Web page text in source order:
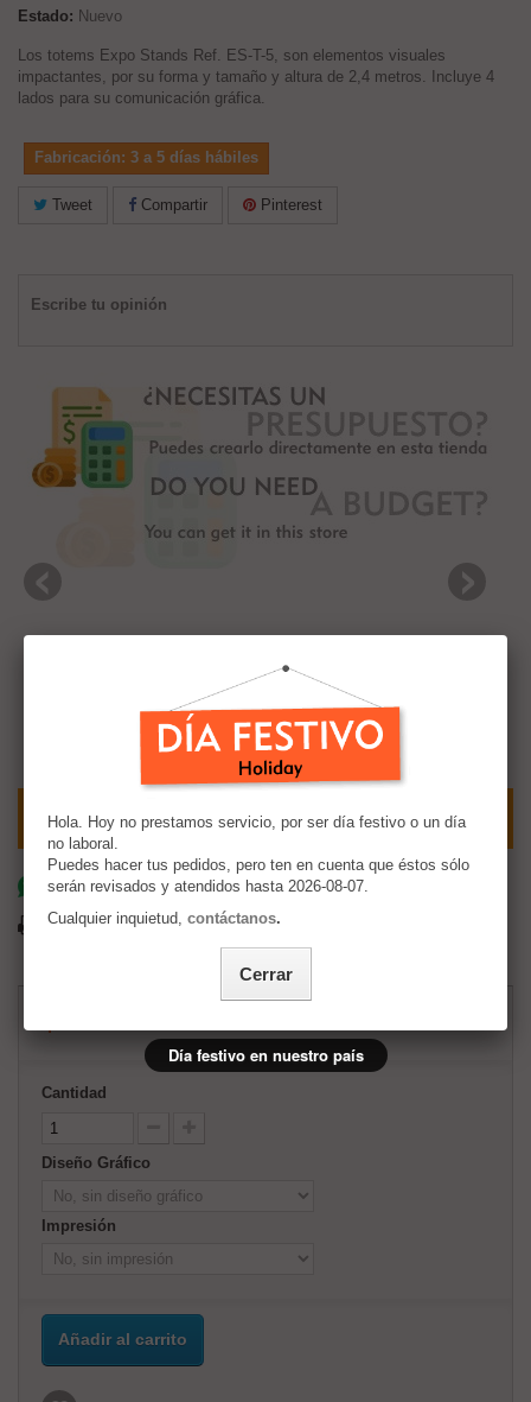
Estado: Nuevo
Los totems Expo Stands Ref. ES-T-5, son elementos visuales
impactantes, por su forma y tamaño y altura de 2,4 metros. Incluye 4
lados para su comunicación gráfica.
Fabricación: 3 a 5 días hábiles
Tweet Compartir Pinterest
Escribe tu opinión
Calcular Costo de Envío
Comparte por whatsapp
Imprimir
Cantidad
Diseño Gráfico
Impresión
Añadir al carrito
Hola. Hoy no prestamos servicio, por ser día festivo o un día
no laboral.
Puedes hacer tus pedidos, pero ten en cuenta que éstos sólo
serán revisados y atendidos hasta 2026-08-07.
Cualquier inquietud, contáctanos.
Cerrar
Día festivo en nuestro país